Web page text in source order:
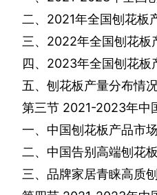
二、 2021年全国刨花板
三、 2022年全国刨花板
四、 2023年全国刨花板
五、刨花板产量分布情
第三节 2021-2023年中
一、中国刨花板产品市
二、中国告别高端刨花
三、品牌家居青睐高质